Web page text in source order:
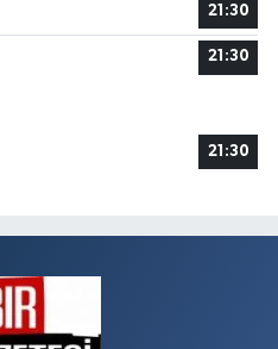
21:30
21:30
21:30